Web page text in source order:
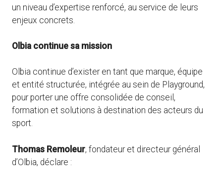
un niveau d’expertise renforcé, au service de leurs
enjeux concrets.
Olbia continue sa mission
Olbia continue d’exister en tant que marque, équipe
et entité structurée, intégrée au sein de Playground,
pour porter une offre consolidée de conseil,
formation et solutions à destination des acteurs du
sport.
Thomas Remoleur, fondateur et directeur général
d’Olbia, déclare :